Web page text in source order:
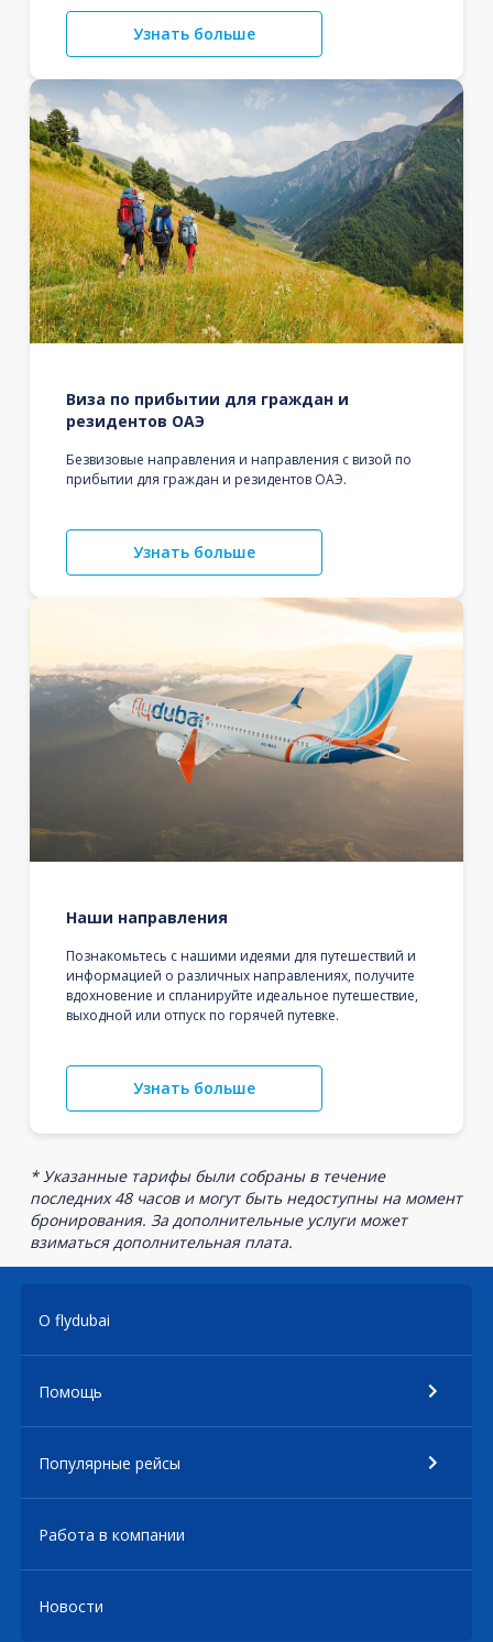
Узнать больше
Виза по прибытии для граждан и
резидентов ОАЭ
Безвизовые направления и направления с визой по
прибытии для граждан и резидентов ОАЭ.
Узнать больше
Наши направления
Познакомьтесь с нашими идеями для путешествий и
информацией о различных направлениях, получите
вдохновение и спланируйте идеальное путешествие,
выходной или отпуск по горячей путевке.
Узнать больше
* Указанные тарифы были собраны в течение
последних 48 часов и могут быть недоступны на момент
бронирования. За дополнительные услуги может
взиматься дополнительная плата.
О flydubai
Помощь
Популярные рейсы
Работа в компании
Новости